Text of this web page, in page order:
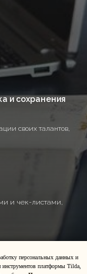
и сохранения
своих талантов,
и чек-листами,
персональных данных и
платформы Tilda,